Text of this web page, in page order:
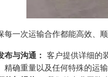
每一次运输合作都能高效、
布与沟通： 客户提供详细的
精确重量以及任何特殊的运